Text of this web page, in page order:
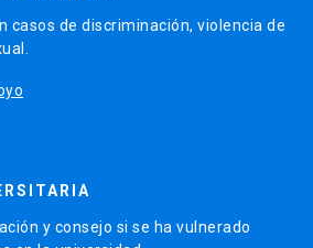
casos de discriminación, violencia de
y consejo si se ha vulnerado